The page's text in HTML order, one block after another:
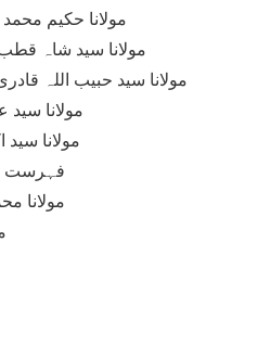
مولانا حکیم
مولانا سید شاہ
مولانا سید حبیب اللہ
مولانا
مولانا
فہرست
مولانا